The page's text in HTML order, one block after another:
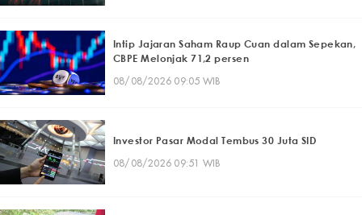
Intip Jajaran Saham Raup Cuan dalam Sepekan,
CBPE Melonjak 71,2 persen
08/08/2026 09:05 WIB
Investor Pasar Modal Tembus 30 Juta SID
08/08/2026 09:51 WIB